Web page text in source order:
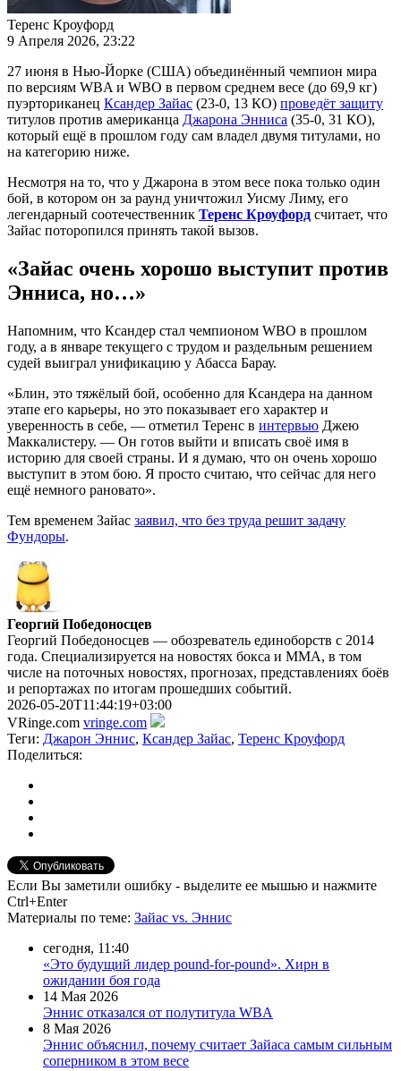
Теренс Кроуфорд
9 Апреля 2026, 23:22
27 июня в Нью-Йорке (США) объединённый чемпион мира
по версиям WBA и WBO в первом среднем весе (до 69,9 кг)
пуэрториканец Ксандер Зайас (23-0, 13 КО) проведёт защиту
титулов против американца Джарона Энниса (35-0, 31 КО),
который ещё в прошлом году сам владел двумя титулами, но
на категорию ниже.
Несмотря на то, что у Джарона в этом весе пока только один
бой, в котором он за раунд уничтожил Уисму Лиму, его
легендарный соотечественник Теренс Кроуфорд считает, что
Зайас поторопился принять такой вызов.
«Зайас очень хорошо выступит против
Энниса, но…»
Напомним, что Ксандер стал чемпионом WBO в прошлом
году, а в январе текущего с трудом и раздельным решением
судей выиграл унификацию у Абасса Барау.
«Блин, это тяжёлый бой, особенно для Ксандера на данном
этапе его карьеры, но это показывает его характер и
уверенность в себе, — отметил Теренс в интервью Джею
Маккалистеру. — Он готов выйти и вписать своё имя в
историю для своей страны. И я думаю, что он очень хорошо
выступит в этом бою. Я просто считаю, что сейчас для него
ещё немного рановато».
Тем временем Зайас заявил, что без труда решит задачу
Фундоры.
Георгий Победоносцев
Георгий Победоносцев — обозреватель единоборств с 2014
года. Специализируется на новостях бокса и ММА, в том
числе на поточных новостях, прогнозах, представлениях боёв
и репортажах по итогам прошедших событий.
2026-05-20T11:44:19+03:00
VRinge.com vringe.com
Теги: Джарон Эннис, Ксандер Зайас, Теренс Кроуфорд
Поделиться:
Если Вы заметили ошибку - выделите ее мышью и нажмите
Ctrl+Enter
Материалы по теме: Зайас vs. Эннис
сегодня, 11:40
«Это будущий лидер pound-for-pound». Хирн в
ожидании боя года
14 Мая 2026
Эннис отказался от полутитула WBA
8 Мая 2026
Эннис объяснил, почему считает Зайаса самым сильным
соперником в этом весе